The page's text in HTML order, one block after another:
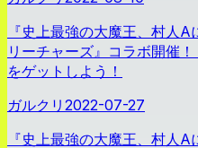
『史上最強の大魔王、村人
リーチャーズ』コラボ開催
をゲットしよう！
ガルクリ 2022-07-27
『史上最強の大魔王、村人